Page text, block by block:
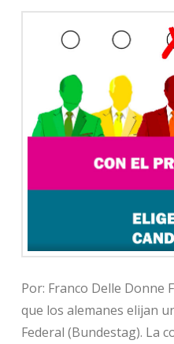
Por: Franco Delle Donne
que los alemanes elijan
Federal (Bundestag). La